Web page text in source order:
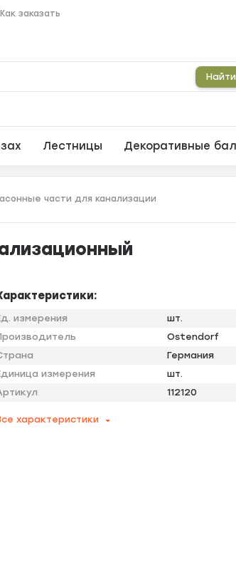
Как заказать
Найти
Лестницы Декоративные
части для канализации
измерения
шт.
Ostendorf
Германия
измерения
шт.
112120
характеристики